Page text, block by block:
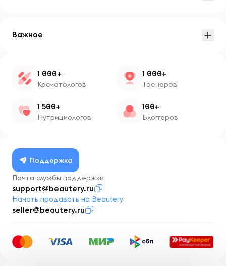
Важное
1 000+
Косметологов
1 000+
Тренеров
1 500+
Нутрициологов
100+
Блоггеров
Поддержка
Почта службы поддержки
support@beautery.ru
Начать продавать на Beautery
seller@beautery.ru